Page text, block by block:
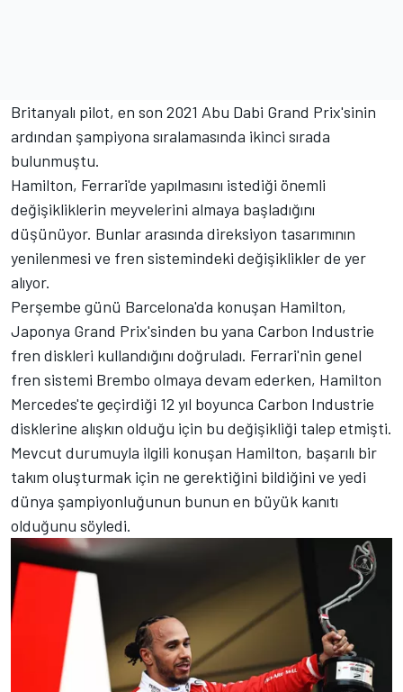
Britanyalı pilot, en son 2021 Abu Dabi Grand Prix'sinin
ardından şampiyona sıralamasında ikinci sırada
bulunmuştu.
Hamilton, Ferrari'de yapılmasını istediği önemli
değişikliklerin meyvelerini almaya başladığını
düşünüyor. Bunlar arasında direksiyon tasarımının
yenilenmesi ve fren sistemindeki değişiklikler de yer
alıyor.
Perşembe günü Barcelona'da konuşan Hamilton,
Japonya Grand Prix'sinden bu yana Carbon Industrie
fren diskleri kullandığını doğruladı. Ferrari'nin genel
fren sistemi Brembo olmaya devam ederken, Hamilton
Mercedes'te geçirdiği 12 yıl boyunca Carbon Industrie
disklerine alışkın olduğu için bu değişikliği talep etmişti.
Mevcut durumuyla ilgili konuşan Hamilton, başarılı bir
takım oluşturmak için ne gerektiğini bildiğini ve yedi
dünya şampiyonluğunun bunun en büyük kanıtı
olduğunu söyledi.